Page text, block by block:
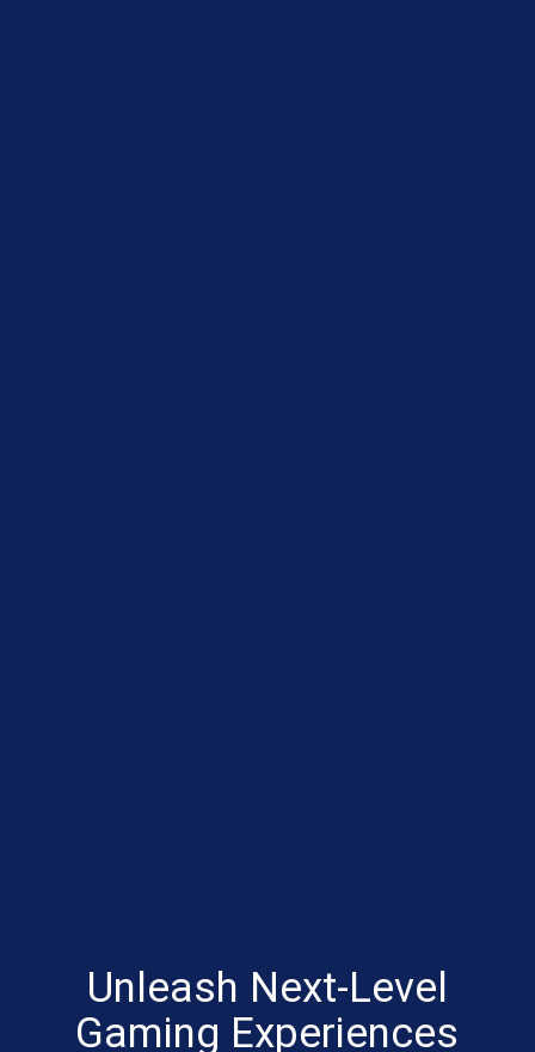
Unleash Next-Level
Gaming Experiences